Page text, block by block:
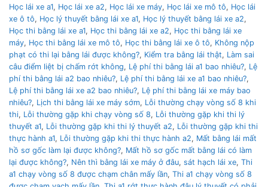
Học lái xe a1, Học lái xe a2, Học lái xe máy, Học lái xe mô tô, Học lái
xe ô tô, Học lý thuyết bằng lái xe a1, Học lý thuyết bằng lái xe a2,
Học thi bằng lái xe a1, Học thi bằng lái xe a2, Học thi bằng lái xe
máy, Học thi bằng lái xe mô tô, Học thi bằng lái xe ô tô, Không nộp
phạt có thi lại bằng lái được không?, Kiểm tra bằng lái thật, Làm sai
câu điểm liệt bị chấm rớt không, Lệ phí thi bằng lái a1 bao nhiêu?, Lệ
phí thi bằng lái a2 bao nhiêu?, Lệ phí thi bằng lái xe a1 bao nhiêu?,
Lệ phí thi bằng lái xe a2 bao nhiêu?, Lệ phí thi bằng lái xe máy bao
nhiêu?, Lịch thi bằng lái xe máy sớm, Lỗi thường chạy vòng số 8 khi
thi, Lỗi thường gặp khi chạy vòng số 8, Lỗi thường gặp khi thi lý
thuyết a1, Lỗi thường gặp khi thi lý thuyết a2, Lỗi thường gặp khi thi
thực hành a1, Lỗi thường gặp khi thi thực hành a2, Mất bằng lái mất
hồ sơ gốc làm lại được không?, Mất hồ sơ gốc mất bằng lái có làm
lại được không?, Nên thì bằng lái xe máy ở đâu, sát hạch lái xe, Thi
a1 chạy vòng số 8 được chạm chân mấy lần, Thi a1 chạy vòng số 8